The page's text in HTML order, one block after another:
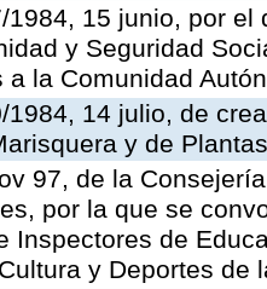
1984, 15 junio, por
y Seguridad
a la Comunidad
1984, 14 julio, de
y de
97, de la
por la que se
Inspectores de
y Deportes de